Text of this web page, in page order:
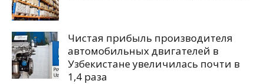
Чистая прибыль производителя
автомобильных двигателей в
Узбекистане увеличилась почти в
1,4 раза